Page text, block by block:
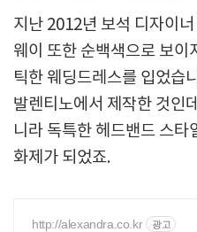
지난 2012년 보석 디자이
웨이 또한 순백색으로 보이
틱한 웨딩드레스를 입었습
발렌티노에서 제작한 것인
니라 독특한 헤드밴드 스
화제가 되었죠.
http://alexandra.co.kr 광고